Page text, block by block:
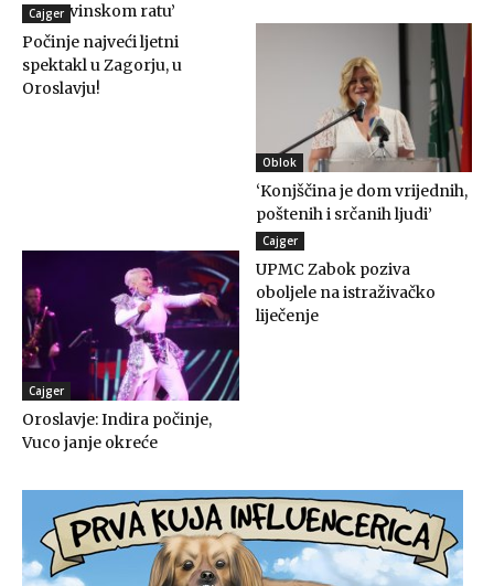
Domovinskom ratu’
Cajger
Počinje najveći ljetni
spektakl u Zagorju, u
Oroslavju!
Oblok
‘Konjščina je dom vrijednih,
poštenih i srčanih ljudi’
Cajger
Oroslavje: Indira počinje,
Vuco janje okreće
Cajger
UPMC Zabok poziva
oboljele na istraživačko
liječenje